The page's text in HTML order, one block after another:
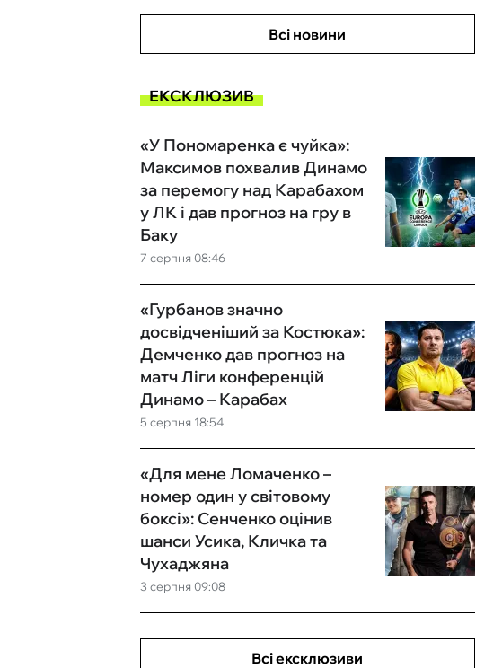
Всі новини
ЕКСКЛЮЗИВ
7 серпня 08:46
«У Пономаренка є чуйка»:
Максимов похвалив Динамо
за перемогу над Карабахом
у ЛК і дав прогноз на гру в
Баку
5 серпня 18:54
«Гурбанов значно
досвідченіший за Костюка»:
Демченко дав прогноз на
матч Ліги конференцій
Динамо – Карабах
3 серпня 09:08
«Для мене Ломаченко –
номер один у світовому
боксі»: Сенченко оцінив
шанси Усика, Кличка та
Чухаджяна
Всі ексклюзиви